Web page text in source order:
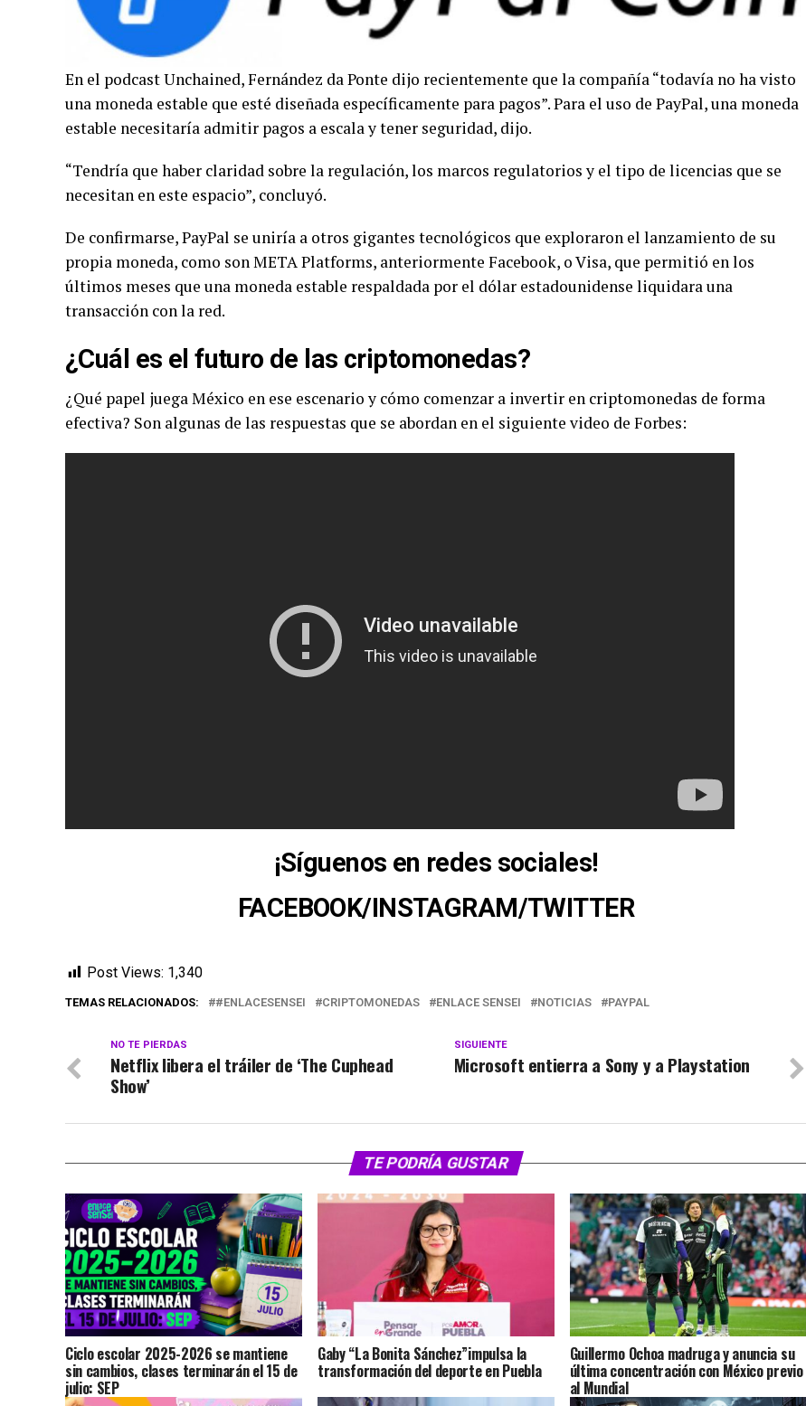
En el podcast Unchained, Fernández da Ponte dijo recientemente que la compañía “todavía no ha visto
una moneda estable que esté diseñada específicamente para pagos”. Para el uso de PayPal, una moneda
estable necesitaría admitir pagos a escala y tener seguridad, dijo.
“Tendría que haber claridad sobre la regulación, los marcos regulatorios y el tipo de licencias que se
necesitan en este espacio”, concluyó.
De confirmarse, PayPal se uniría a otros gigantes tecnológicos que exploraron el lanzamiento de su
propia moneda, como son META Platforms, anteriormente Facebook, o Visa, que permitió en los
últimos meses que una moneda estable respaldada por el dólar estadounidense liquidara una
transacción con la red.
¿Cuál es el futuro de las criptomonedas?
¿Qué papel juega México en ese escenario y cómo comenzar a invertir en criptomonedas de forma
efectiva? Son algunas de las respuestas que se abordan en el siguiente video de Forbes:
¡Síguenos en redes sociales!
FACEBOOK/INSTAGRAM/TWITTER
Post Views: 1,340
TEMAS RELACIONADOS: #ENLACESENSEI CRIPTOMONEDAS ENLACE SENSEI NOTICIAS PAYPAL
SIGUIENTE
Microsoft entierra a Sony y a Playstation
NO TE PIERDAS
Netflix libera el tráiler de ‘The Cuphead
Show’
TE PODRÍA GUSTAR
Ciclo escolar 2025-2026 se mantiene
sin cambios, clases terminarán el 15 de
julio: SEP
Gaby “La Bonita Sánchez”impulsa la
transformación del deporte en Puebla
Guillermo Ochoa madruga y anuncia su
última concentración con México previo
al Mundial